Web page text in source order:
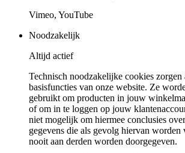
Vimeo, YouTube
Noodzakelijk
Altijd actief
Technisch noodzakelijke cookies zorgen
basisfuncties van onze website. Ze
gebruikt om producten in jouw
of om in te loggen op jouw
niet mogelijk om hiermee conclusies
gegevens die als gevolg hiervan worden
nooit aan derden worden doorgegeven.